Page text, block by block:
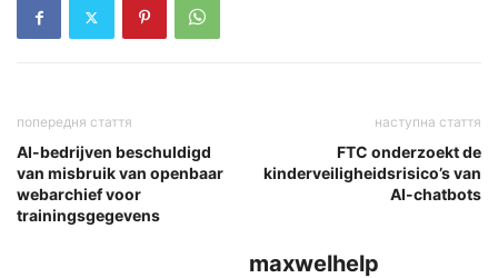
попередня стаття
AI-bedrijven beschuldigd
van misbruik van openbaar
webarchief voor
trainingsgegevens
наступна стаття
FTC onderzoekt de
kinderveiligheidsrisico’s van
AI-chatbots
maxwelhelp